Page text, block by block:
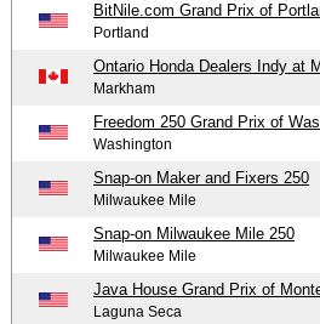
BitNile.com Grand Prix of
Portland
Ontario Honda Dealers Indy at
Markham
Freedom 250 Grand Prix of
Washington
Snap-on Maker and Fixers 250
Milwaukee Mile
Snap-on Milwaukee Mile 250
Milwaukee Mile
Java House Grand Prix of
Laguna Seca